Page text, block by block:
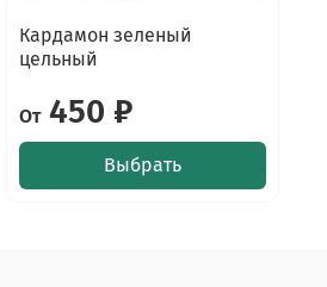
Кардамон зеленый
цельный
От450 ₽
Выбрать